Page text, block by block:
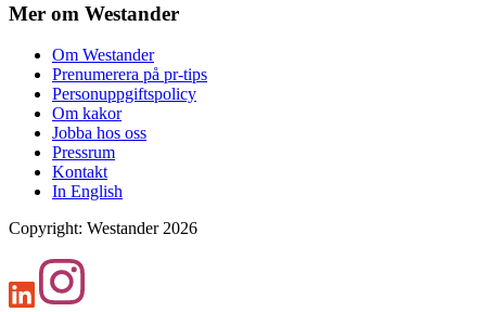
Mer om Westander
Om Westander
Prenumerera på pr-tips
Personuppgiftspolicy
Om kakor
Jobba hos oss
Pressrum
Kontakt
In English
Copyright: Westander 2026